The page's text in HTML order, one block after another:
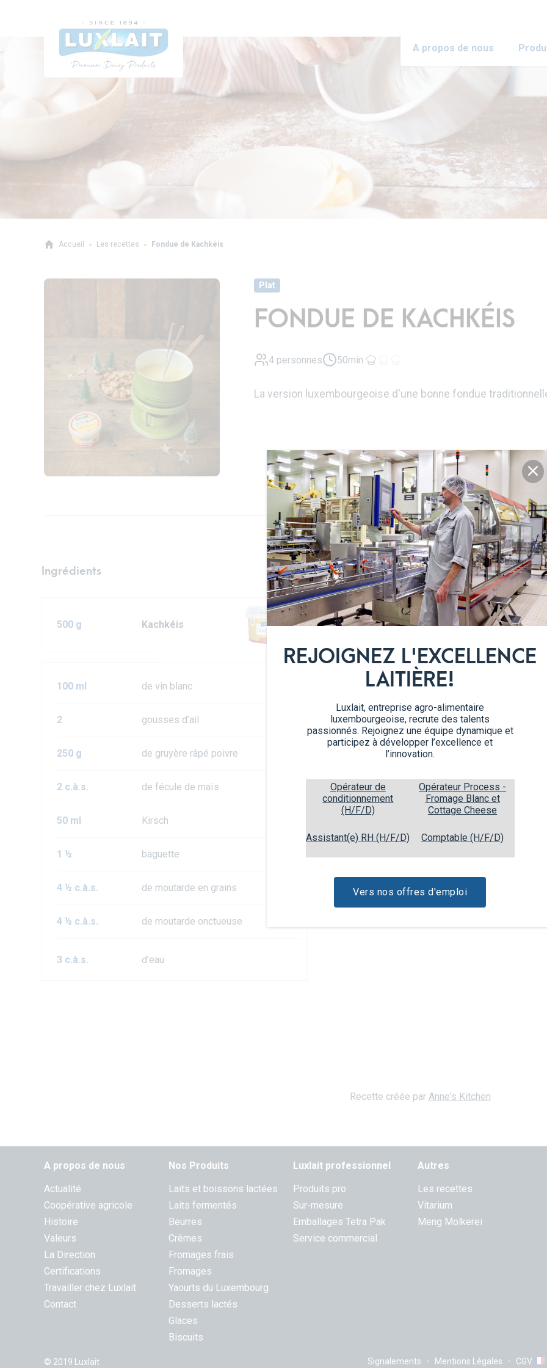
A propos de nous
REJOIGNEZ L'EXCELLENCE
LAITIÈRE!
Luxlait, entreprise agro-alimentaire
luxembourgeoise, recrute des talents
passionnés. Rejoignez une équipe dynamique et
participez à développer l’excellence et
l’innovation.
Opérateur de
conditionnement
(H/F/D)
Opérateur Process -
Fromage Blanc et
Cottage Cheese
Assistant(e) RH (H/F/D) Comptable (H/F/D)
Vers nos offres d'emploi
Accueil Les recettes Fondue de Kachkéis
Plat
FONDUE DE KACHKÉIS
4 personnes 50min.
La version luxembourgeoise d'une bonne fondue
Ingrédients
500 g Kachkéis
100 ml de vin blanc
2 gousses d’ail
250 g de gruyère râpé poivre
2 c.à.s. de fécule de maïs
50 ml Kirsch
1 ½ baguette
4 ½ c.à.s. de moutarde en grains
4 ½ c.à.s. de moutarde onctueuse
3 c.à.s. d’eau
Étapes de préparation
1
Préchauffez le four à 180
disposez sur une plaque à
2
Dans un petit bol, mélangez
pain et mélangez avec vos
Salez.
3
Faites cuire les croûtons
deviennent croustillants, en
brûlent.
écrasez les gousses d’ail,
fondre le tout en remuant.
5
de fromage et laissez cuire
6
Recette créée par Anne's Kitchen
A propos de nous
Actualité
Coopérative agricole
Histoire
Valeurs
La Direction
Certifications
Travailler chez Luxlait
Contact
Nos Produits
Laits et boissons lactées
Laits fermentés
Beurres
Crèmes
Fromages frais
Fromages
Yaourts du Luxembourg
Desserts lactés
Glaces
Biscuits
Luxlait professionnel
Produits pro
Sur-mesure
Emballages Tetra Pak
Service commercial
Autres
Les recettes
Vitarium
Meng Molkerei
Signalements - Mentions Légales - CGV
© 2019 Luxlait